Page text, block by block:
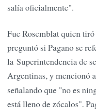
salía oficialmente".
Fue Rosemblat quien
preguntó si Pagano se
la Superintendencia de
Argentinas, y mencionó a
señalando que "no es
está lleno de zócalos".